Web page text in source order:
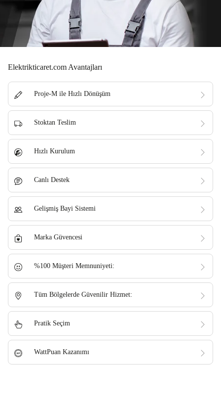
Elektrikticaret.com Avantajları
Proje-M ile Hızlı Dönüşüm
Stoktan Teslim
Hızlı Kurulum
Canlı Destek
Gelişmiş Bayi Sistemi
Marka Güvencesi
%100 Müşteri Memnuniyeti:
Tüm Bölgelerde Güvenilir Hizmet:
Pratik Seçim
WattPuan Kazanımı